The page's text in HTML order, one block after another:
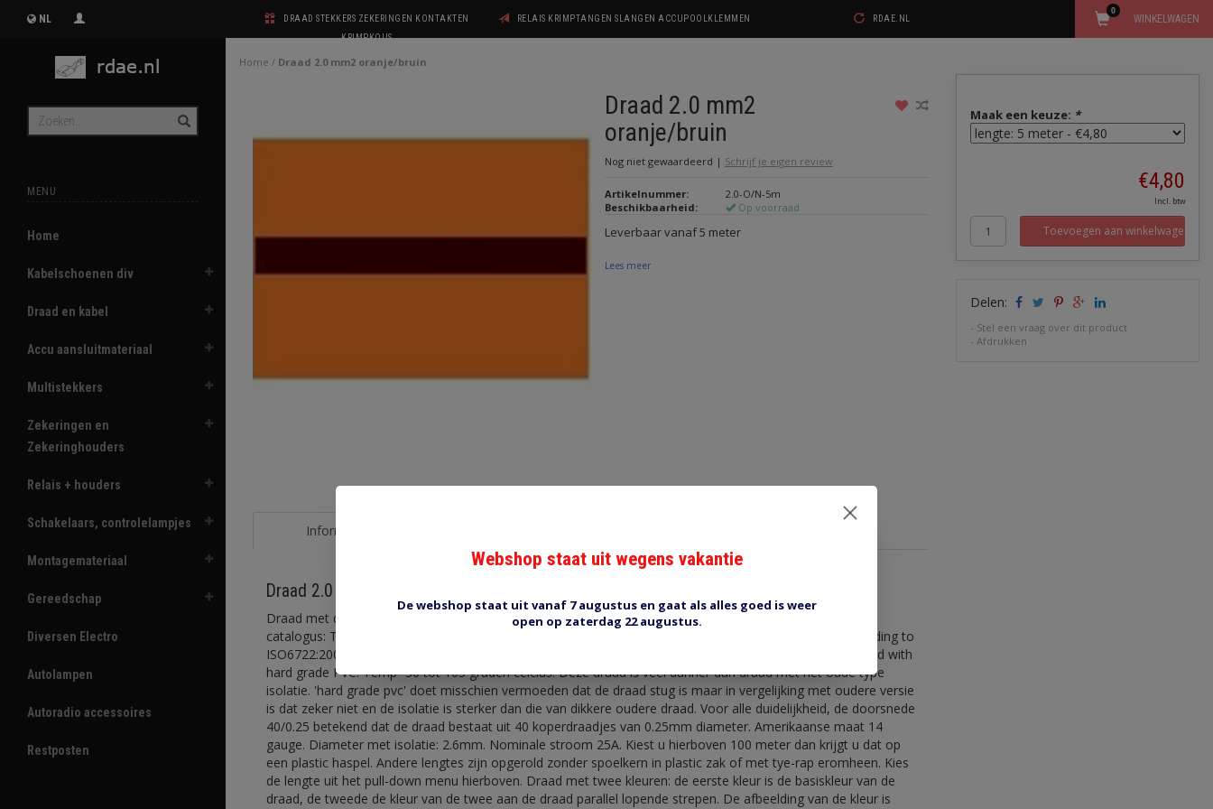
NL
DRAAD STEKKERS ZEKERINGEN KONTAKTEN
KRIMPKOUS
RELAIS KRIMPTANGEN SLANGEN ACCUPOOLKLEMMEN RDAE.NL WINKELWAGEN
0
MENU
Home
Kabelschoenen div
Draad en kabel
Accu aansluitmateriaal
Multistekkers
Zekeringen en
Zekeringhouders
Relais + houders
Schakelaars, controlelampjes
Montagemateriaal
Gereedschap
Diversen Electro
Autolampen
Autoradio accessoires
Restposten
Home / Draad 2.0 mm2 oranje/bruin
Draad 2.0 mm2
oranje/bruin
Nog niet gewaardeerd | Schrijf je eigen review
Artikelnummer:
2.0-O/N-5m
Beschikbaarheid:
Op voorraad
Leverbaar vanaf 5 meter
Lees meer
Informatie
Draad 2.0 mm2 oranje/bruin
Draad met dunne isolatie: Deze draad wordt de laatste 20 jaar toegepast in auto's etc. Een stukje uit de
catalogus: Thin wall hard grade single core cable to: ISO6722:2002 DIN 72551/6. Flame Retardant: according to
ISO6722:2002. Conductors of high conductivity plain annealed copper wire, bunched conductors, insulated with
hard grade PVC. Temp -30 tot 105 graden celcius. Deze draad is veel dunner dan draad met het oude type
isolatie. 'hard grade pvc' doet misschien vermoeden dat de draad stug is maar in vergelijking met oudere versie
is dat zeker niet en de isolatie is sterker dan die van dikkere oudere draad. Voor alle duidelijkheid, de doorsnede
40/0.25 betekend dat de draad bestaat uit 40 koperdraadjes van 0.25mm diameter. Amerikaanse maat 14
gauge. Diameter met isolatie: 2.6mm. Nominale stroom 25A. Kiest u hierboven 100 meter dan krijgt u dat op
een plastic haspel. Andere lengtes zijn opgerold zonder spoelkern in plastic zak of met tye-rap eromheen. Kies
de lengte uit het pull-down menu hierboven. Draad met twee kleuren: de eerste kleur is de basiskleur van de
draad, de tweede de kleur van de twee aan de draad parallel lopende strepen. De afbeelding van de kleur is
Maak een keuze: *
€4,80
Incl. btw
Toevoegen aan winkelwagen
Delen:
- Stel een vraag over dit product
-Afdrukken
Webshop staat uit wegens vakantie
De webshop staat uit vanaf 7 augustus en gaat als alles goed is weer
open op zaterdag 22 augustus.